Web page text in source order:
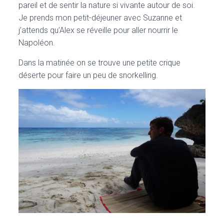
pareil et de sentir la nature si vivante autour de soi.
Je prends mon petit-déjeuner avec Suzanne et
j’attends qu’Alex se réveille pour aller nourrir le
Napoléon.
Dans la matinée on se trouve une petite crique
déserte pour faire un peu de snorkelling.